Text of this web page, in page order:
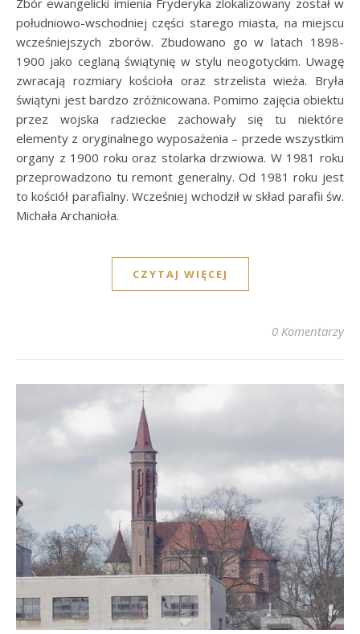
Zbór ewangelicki imienia Fryderyka zlokalizowany został w
południowo-wschodniej części starego miasta, na miejscu
wcześniejszych zborów. Zbudowano go w latach 1898-
1900 jako ceglaną świątynię w stylu neogotyckim. Uwagę
zwracają rozmiary kościoła oraz strzelista wieża. Bryła
świątyni jest bardzo zróżnicowana. Pomimo zajęcia obiektu
przez wojska radzieckie zachowały się tu niektóre
elementy z oryginalnego wyposażenia – przede wszystkim
organy z 1900 roku oraz stolarka drzwiowa. W 1981 roku
przeprowadzono tu remont generalny. Od 1981 roku jest
to kościół parafialny. Wcześniej wchodził w skład parafii św.
Michała Archanioła.
CZYTAJ WIĘCEJ
0 Komentarzy